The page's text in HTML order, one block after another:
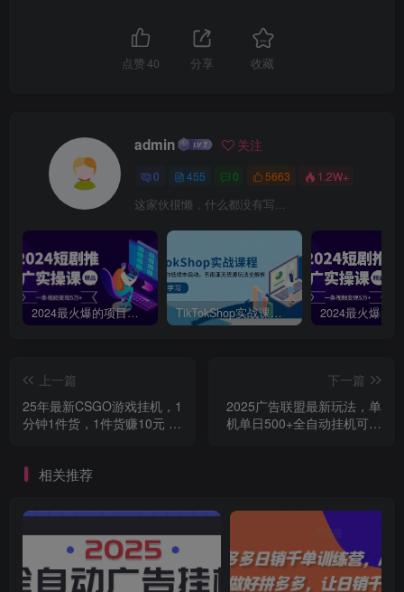
点赞40 分享 收藏
admin 关注
0 455 0 5663 1.2W+
这家伙很懒，什么都没有写...
2024最火爆的项目短剧推广实操课，一条视频变现5万+【附软件工具】 TikTokShop实战课程，手把手教你低成本启动，东南亚无货源玩法全解析
上一篇
25年最新CSGO游戏挂机，1
分钟1件货，1件货赚10元 纯
下一篇
2025广告联盟最新玩法，单
机单日500+全自动挂机可矩
相关推荐